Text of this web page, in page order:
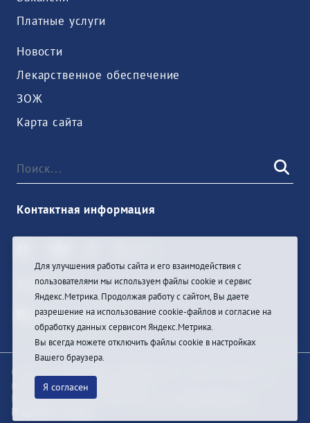
Платные услуги
Новости
Лекарственное обеспечение
ЗОЖ
Карта сайта
Контактная информация
Войти
© При цитировании информации с сайта ссылка на
первоисточник обязательна
Разработка и техподдержка сайта
Pragmatic Studio
Для улучшения работы сайта и его взаимодействия с
пользователями мы используем файлы cookie и сервис
Яндекс.Метрика. Продолжая работу с сайтом, Вы даете
разрешение на использование cookie-файлов и согласие на
обработку данных сервисом Яндекс.Метрика.
Вы всегда можете отключить файлы cookie в настройках
Вашего браузера.
Я согласен